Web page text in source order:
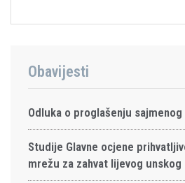
Obavijesti
Odluka o proglašenju sajmenog
Studije Glavne ocjene
mrežu za zahvat lijevog unskog